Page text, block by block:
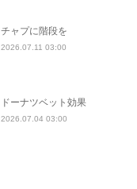
チャプに階段を
2026.07.11 03:00
ドーナツベット効果
2026.07.04 03:00